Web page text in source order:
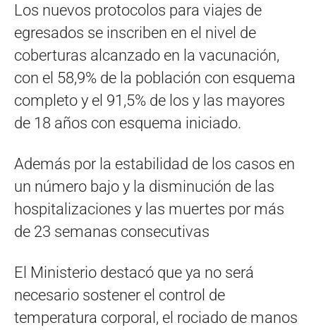
Los nuevos protocolos para viajes de
egresados se inscriben en el nivel de
coberturas alcanzado en la vacunación,
con el 58,9% de la población con esquema
completo y el 91,5% de los y las mayores
de 18 años con esquema iniciado.
Además por la estabilidad de los casos en
un número bajo y la disminución de las
hospitalizaciones y las muertes por más
de 23 semanas consecutivas
El Ministerio destacó que ya no será
necesario sostener el control de
temperatura corporal, el rociado de manos